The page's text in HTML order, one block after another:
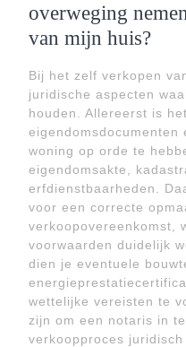
overweging
van mijn huis?
Bij het zelf verkopen
juridische aspecten
houden. Allereerst is
woning op orde te
eigendomsakte,
erfdienstbaarheden.
voor een correcte
verkoopovereenkomst,
voorwaarden duidelijk
dien je eventuele
wettelijke vereisten te
zijn om een notaris in
verkoopproces